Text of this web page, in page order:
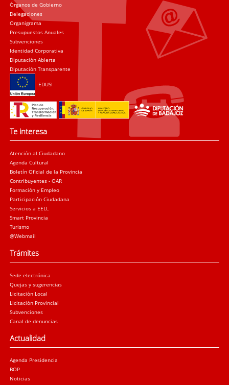
Órganos de Gobierno
Delegaciones
Organigrama
Presupuestos Anuales
Subvenciones
Identidad Corporativa
Diputación Abierta
Diputación Transparente
EDUSI
Te interesa
Atención al Ciudadano
Agenda Cultural
Boletín Oficial de la Provincia
Contribuyentes - OAR
Formación y Empleo
Participación Ciudadana
Servicios a EELL
Smart Provincia
Turismo
@Webmail
Trámites
Sede electrónica
Quejas y sugerencias
Licitación Local
Licitación Provincial
Subvenciones
Canal de denuncias
Actualidad
Agenda Presidencia
BOP
Noticias